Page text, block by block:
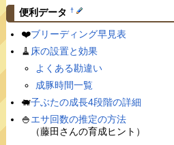
便利データ †
❤️ブリーディング早見表
🧹 床の設置と効果
よくある勘違い
成豚時間一覧
🐖子ぶたの成長4段階の詳細
🍚エサ回数の推定の方法
（藤田さんの育成ヒント）